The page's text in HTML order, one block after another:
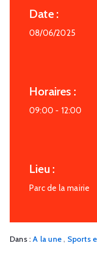
Date :
08/06/2025
Horaires :
09:00 - 12:00
Lieu :
Parc de la mairie
Dans : A la une , Sports